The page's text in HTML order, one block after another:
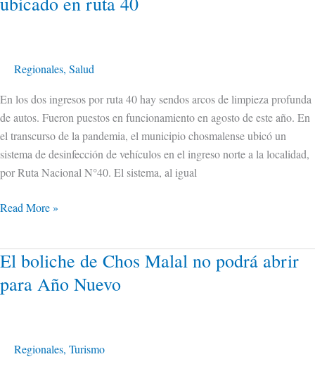
Regionales, Salud
En los dos ingresos por ruta 40 hay sendos arcos de limpieza profunda
de autos. Fueron puestos en funcionamiento en agosto de este año. En
el transcurso de la pandemia, el municipio chosmalense ubicó un
sistema de desinfección de vehículos en el ingreso norte a la localidad,
por Ruta Nacional N°40. El sistema, al igual
Read More »
El boliche de Chos Malal no podrá abrir
para Año Nuevo
Regionales, Turismo
El
de